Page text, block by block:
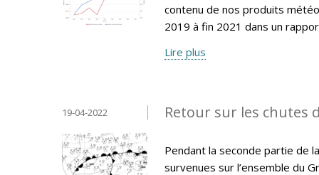
contenu de nos produits
2019 à fin 2021 dans un
Lire plus
Retour sur les chutes
19-04-2022
Pendant la seconde partie de
survenues sur l’ensemble du